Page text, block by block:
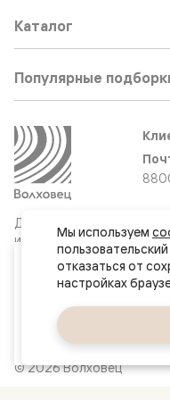
Двери
и интерьерные
решения
Каталог
Популярные
© 2026 Волховец
Сайт не является
Правовая информация
Мы используем
отказаться от